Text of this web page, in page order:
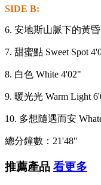
SIDE B:
6. 安地斯山脈下的黃昏
7. 甜蜜點 Sweet Spot
8. 白色 White 4'02"
9. 暖光光 Warm Light
10. 多想隨遇而安
總分鐘數：21'48"
推薦產品 看更多